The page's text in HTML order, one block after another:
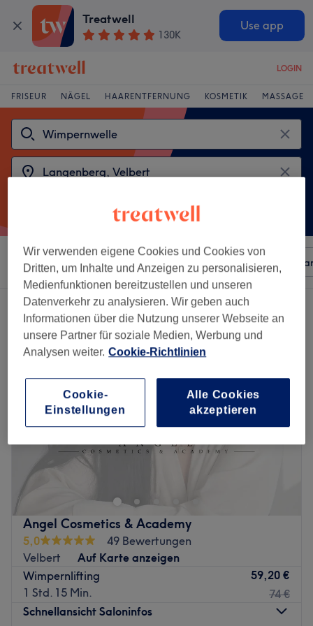
Treatwell
130K
Use app
LOGIN
FRISEUR NÄGEL HAARENTFERNUNG KOSMETIK MASSAGE
Sortieren nach Beliebiger Preis Besonderheiten
2 Salons die anbieten:wimpernwelle in Langenberg, Velbert
Angel Cosmetics & Academy
5,0
49 Bewertungen
Velbert
Auf Karte anzeigen
Wimpernlifting
1 Std. 15 Min.
59,20 €
74 €
Schnellansicht Saloninfos
Wir verwenden eigene Cookies und Cookies von
Dritten, um Inhalte und Anzeigen zu personalisieren,
Medienfunktionen bereitzustellen und unseren
Datenverkehr zu analysieren. Wir geben auch
Informationen über die Nutzung unserer Webseite an
unsere Partner für soziale Medien, Werbung und
Analysen weiter. Cookie-Richtlinien
Cookie-
Einstellungen
Alle Cookies
akzeptieren